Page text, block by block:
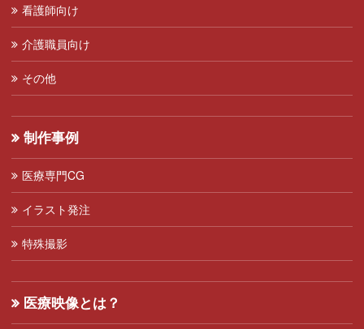
看護師向け
介護職員向け
その他
制作事例
医療専門CG
イラスト発注
特殊撮影
医療映像とは？